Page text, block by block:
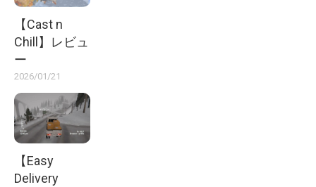
【Cast n
Chill】レビュ
ー
2026/01/21
【Easy
Delivery